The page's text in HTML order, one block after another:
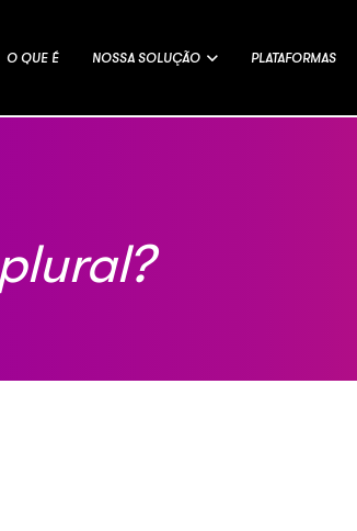
O QUE É NOSSA SOLUÇÃO PLATAFORMAS